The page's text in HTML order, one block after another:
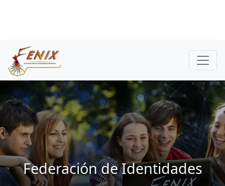
Federación de Identidades